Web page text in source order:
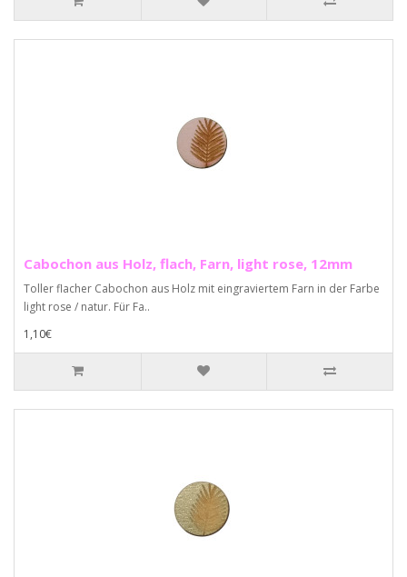
Cabochon aus Holz, flach, Farn, light rose, 12mm
Toller flacher Cabochon aus Holz mit eingraviertem Farn in der Farbe
light rose / natur. Für Fa..
1,10€